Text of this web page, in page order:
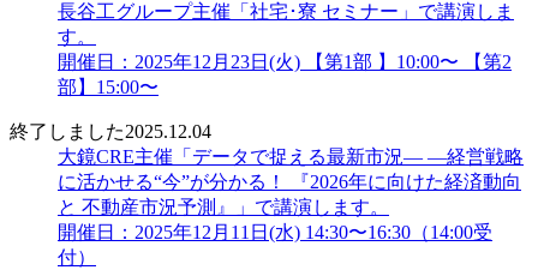
長谷工グループ主催「社宅･寮 セミナー」で講演しま
す。
開催日：2025年12月23日(火) 【第1部 】10:00〜 【第2
部】15:00〜
終了しました2025.12.04
大鏡CRE主催「データで捉える最新市況― ―経営戦略
に活かせる“今”が分かる！ 『2026年に向けた経済動向
と 不動産市況予測』」で講演します。
開催日：2025年12月11日(水) 14:30〜16:30（14:00受
付）